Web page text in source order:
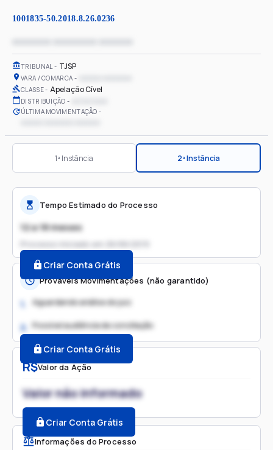
1001835-50.2018.8.26.0236
TRIBUNAL TJSP
VARA / COMARCA
CLASSE Apelação Cível
DISTRIBUIÇÃO
ÚLTIMA MOVIMENTAÇÃO
1ª Instância 2ª Instância
R$Valor da Ação
Valor não informado
Criar Conta Grátis
Informações do Processo
Tempo Estimado do Processo
12 a 18 meses
Processo iniciado em
Criar Conta Grátis
Prováveis Movimentações (não garantido)
1. Aguardando análise do juiz
2. Possível audiência de conciliação
Criar Conta Grátis